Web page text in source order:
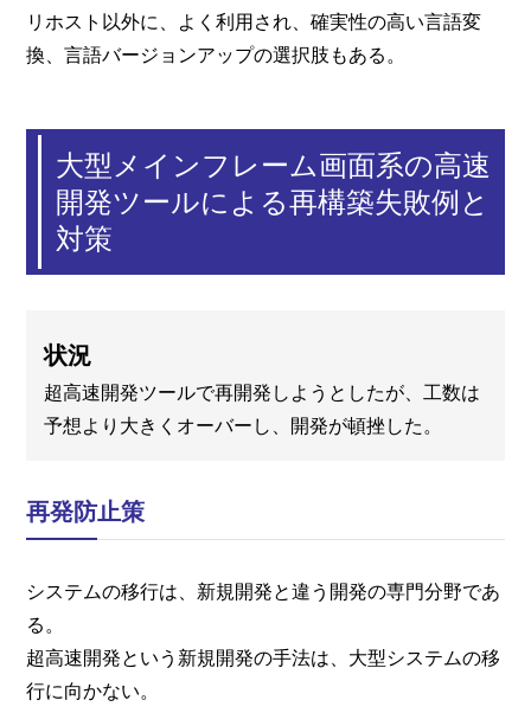
リホスト以外に、よく利用され、確実性の高い言語変
換、言語バージョンアップの選択肢もある。
大型メインフレーム画面系の高速
開発ツールによる再構築失敗例と
対策
状況
超高速開発ツールで再開発しようとしたが、工数は
予想より大きくオーバーし、開発が頓挫した。
再発防止策
システムの移行は、新規開発と違う開発の専門分野であ
る。
超高速開発という新規開発の手法は、大型システムの移
行に向かない。